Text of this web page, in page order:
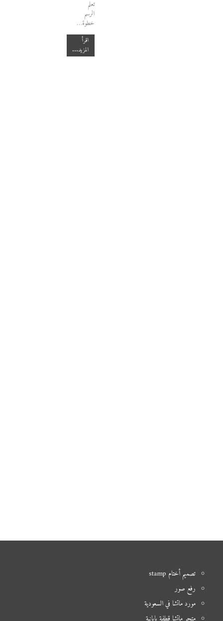
تعلم
الرسم
خطوة…
اقرأ
المزيد...
تصميم أختام stamp
رفع صور
مورد ماتشا في السعودية